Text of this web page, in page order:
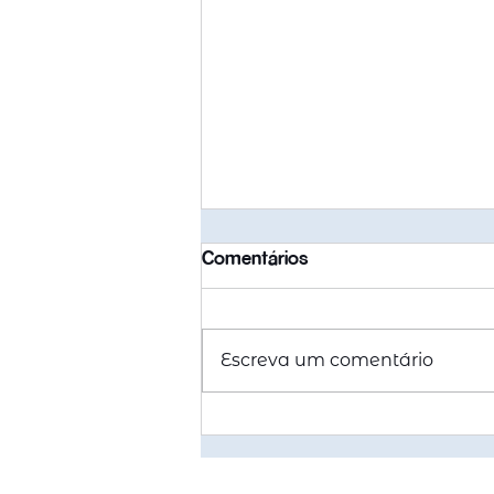
Austrália em 2026? Um
Comentários
Escreva um comentário